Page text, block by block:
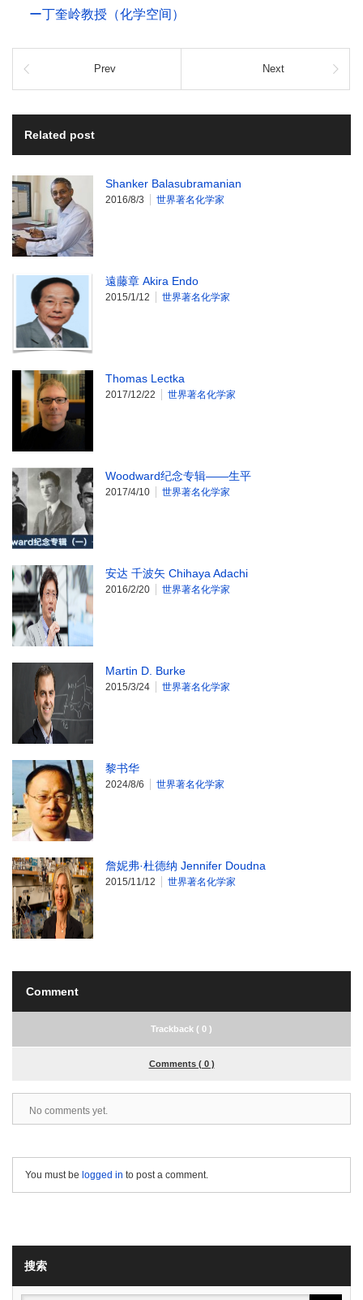
ー丁奎岭教授（化学空间）
Prev Next
Related post
Shanker Balasubramanian
2016/8/3 世界著名化学家
遠藤章 Akira Endo
2015/1/12 世界著名化学家
Thomas Lectka
2017/12/22 世界著名化学家
Woodward纪念专辑——生平
2017/4/10 世界著名化学家
安达 千波矢 Chihaya Adachi
2016/2/20 世界著名化学家
Martin D. Burke
2015/3/24 世界著名化学家
黎书华
2024/8/6 世界著名化学家
詹妮弗·杜德纳 Jennifer Doudna
2015/11/12 世界著名化学家
Comment
Trackback ( 0 )
Comments ( 0 )
No comments yet.
You must be logged in to post a comment.
搜索